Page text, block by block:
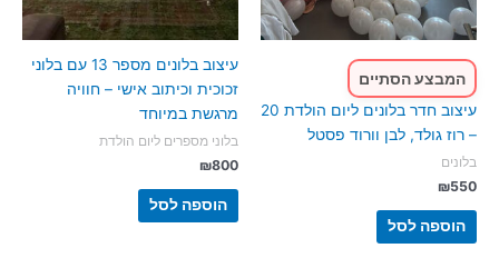
המבצע הסתיים
עיצוב חדר בלונים ליום הולדת 20
– רוז גולד, לבן וורוד פסטל
בלונים
₪550
הוספה לסל
עיצוב בלונים מספר 13 עם בלוני
זכוכית וכיתוב אישי – חוויה
מרגשת במיוחד
בלוני מספרים ליום הולדת
₪800
הוספה לסל